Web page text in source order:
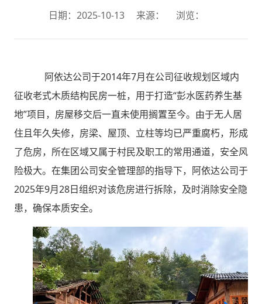
日期：2025-10-13 来源： 浏览：
阿依达公司于2014年7月在公司征收规划区域内
征收老式木质结构民房一桩，用于打造“彭水医药养生基
地”项目，房屋移交后一直未使用搁置至今。由于无人居
住且年久失修，房梁、屋顶、立柱等均已严重腐朽，形成
了危房，所在区域又属于村民及职工的常用通道，安全风
险极大。在集团公司安全管理部的指导下，阿依达公司于
2025年9月28日组织对该危房进行拆除，及时消除安全隐
患，确保本质安全。